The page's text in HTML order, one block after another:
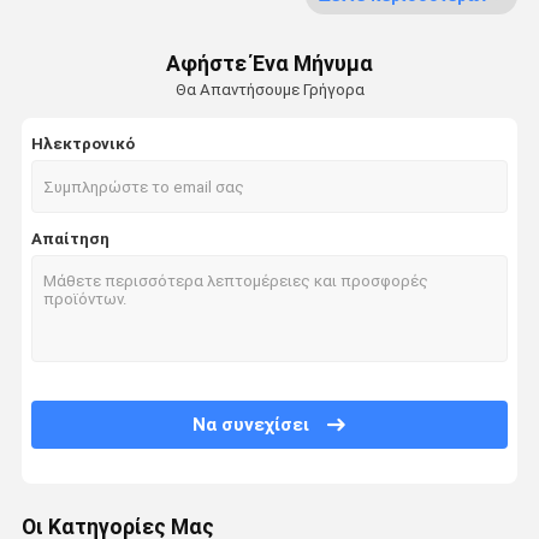
Προσαρμοσμένα 18K χρυσά κοσμήματα
Κόσμημα Chopard
Κόσμημα εμπορικών σημάτων πολυτέλειας
Κιβώτιο κοσμήματος συνήθειας
Εγκατάσταση κοσμημάτων
Αφήστε Ένα Μήνυμα
Θα Απαντήσουμε Γρήγορα
Ηλεκτρονικό
Απαίτηση
Να συνεχίσει
Οι Κατηγορίες Μας